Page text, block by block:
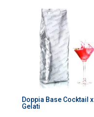
Doppia Base Cocktail x
Gelati